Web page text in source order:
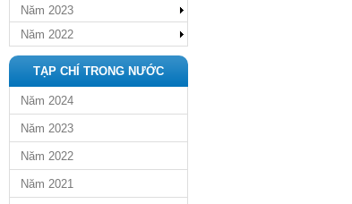
Năm 2023
Năm 2022
TẠP CHÍ TRONG NƯỚC
Năm 2024
Năm 2023
Năm 2022
Năm 2021